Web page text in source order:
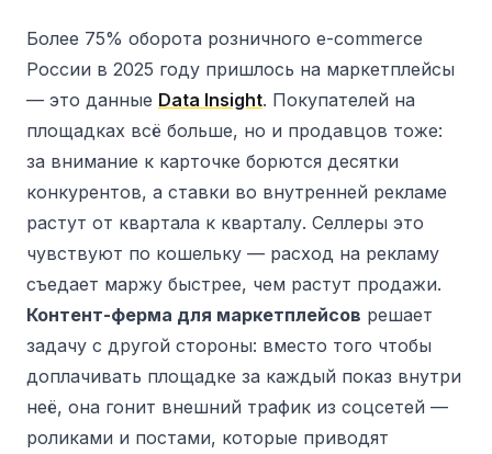
Более 75% оборота розничного e-commerce
России в 2025 году пришлось на маркетплейсы
— это данные Data Insight. Покупателей на
площадках всё больше, но и продавцов тоже:
за внимание к карточке борются десятки
конкурентов, а ставки во внутренней рекламе
растут от квартала к кварталу. Селлеры это
чувствуют по кошельку — расход на рекламу
съедает маржу быстрее, чем растут продажи.
Контент-ферма для маркетплейсов решает
задачу с другой стороны: вместо того чтобы
доплачивать площадке за каждый показ внутри
неё, она гонит внешний трафик из соцсетей —
роликами и постами, которые приводят